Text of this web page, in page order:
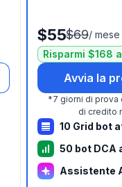
$55$69/ mese
Risparmi $168
Avvia la
*7 giorni di prova
di credito
10 Grid bot
50 bot DCA
Assistente